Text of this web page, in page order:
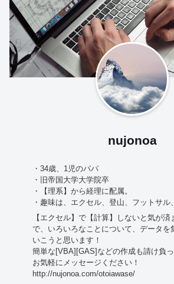
nujonoa
・34歳、1児のパパ
・旧帝国大学大学院卒
・【理系】から経理に配属。
・趣味は、エクセル、登山、フットサル
【エクセル】で【計算】しないと気が
で、いろいろなことについて、データを
いこうと思います！
簡単な[VBA][GAS]などの作成も請け負っ
お気軽にメッセージください！
http://nujonoa.com/otoiawase/